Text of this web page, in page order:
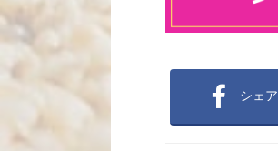
シェア